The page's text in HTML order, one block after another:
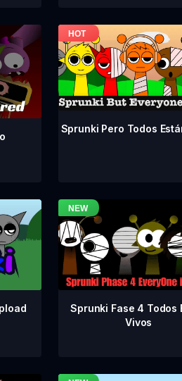
Sprunki Pero Todos
Sprunki Fase 4 Todos
Vivos